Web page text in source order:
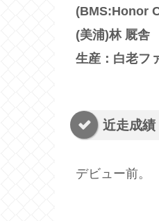
(BMS:Honor
(美浦)林 厩舎
生産：白老フ
近走成績
デビュー前。